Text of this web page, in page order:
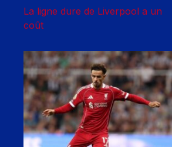
La ligne dure de Liverpool a un
coût